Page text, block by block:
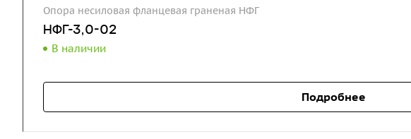
Опора несиловая фланцевая граненая НФГ
НФГ-3,0-02
В наличии
Подробнее